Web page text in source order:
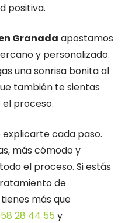
positiva.
Granada apostamos
y personalizado.
una sonrisa bonita al
también te sientas
proceso.
cada paso.
más cómodo y
el proceso. Si estás
de
más que
28 44 55 y